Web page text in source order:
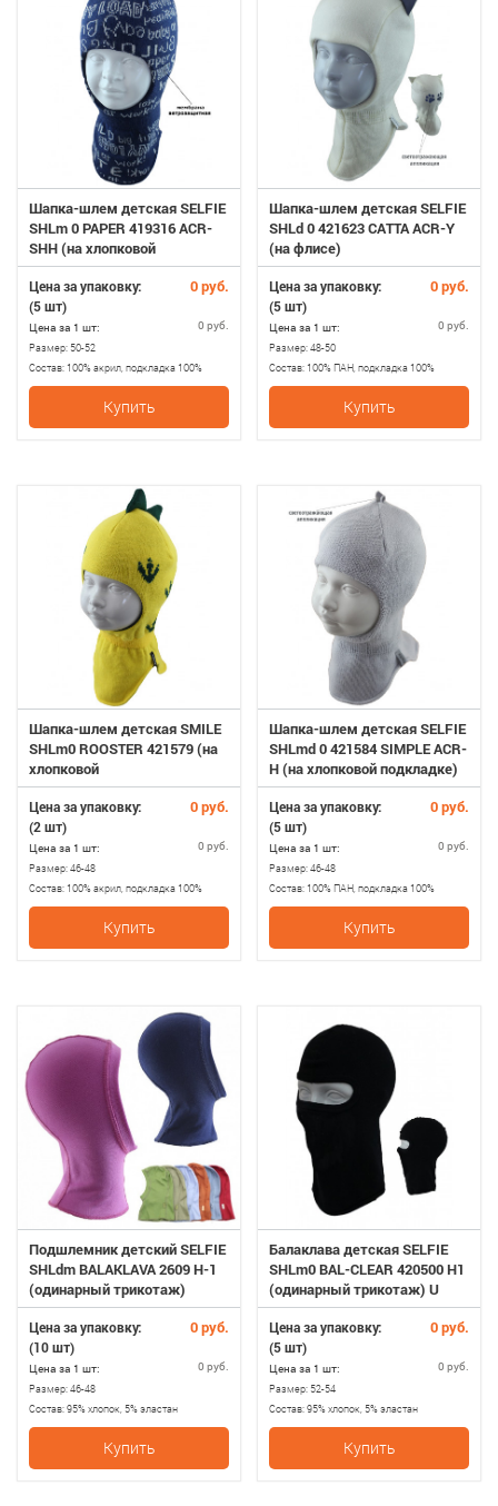
Шапка-шлем детская SELFIE
SHLm 0 PAPER 419316 ACR-
SHH (на хлопковой
подкладке+SHELTER)
Цена за упаковку: 0 руб.
(5 шт)
Цена за 1 шт: 0 руб.
Размер:50-52
Состав:100% акрил, подкладка 100%
хлопопок, утеплитель SHELTER
Купить
Шапка-шлем детская SELFIE
SHLd 0 421623 CATTA ACR-Y
(на флисе)
Цена за упаковку: 0 руб.
(5 шт)
Цена за 1 шт: 0 руб.
Размер:48-50
Состав:100% ПАН, подкладка 100%
полиэстер
Купить
Шапка-шлем детская SMILE
SHLm0 ROOSTER 421579 (на
хлопковой
подкладке+SHELTER)
Цена за упаковку: 0 руб.
(2 шт)
Цена за 1 шт: 0 руб.
Размер:46-48
Состав:100% акрил, подкладка 100%
хлопопок, утеплитель SHELTER
Купить
Шапка-шлем детская SELFIE
SHLmd 0 421584 SIMPLE ACR-
H (на хлопковой подкладке)
Цена за упаковку: 0 руб.
(5 шт)
Цена за 1 шт: 0 руб.
Размер:46-48
Состав:100% ПАН, подкладка 100%
хлопопок
Купить
Подшлемник детский SELFIE
SHLdm BALAKLAVA 2609 H-1
(одинарный трикотаж)
Цена за упаковку: 0 руб.
(10 шт)
Цена за 1 шт: 0 руб.
Размер:46-48
Состав:95% хлопок, 5% эластан
Купить
Балаклава детская SELFIE
SHLm0 BAL-CLEAR 420500 H1
(одинарный трикотаж) U
Цена за упаковку: 0 руб.
(5 шт)
Цена за 1 шт: 0 руб.
Размер:52-54
Состав:95% хлопок, 5% эластан
Купить